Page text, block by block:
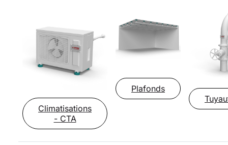
Climatisations
- CTA
Plafonds